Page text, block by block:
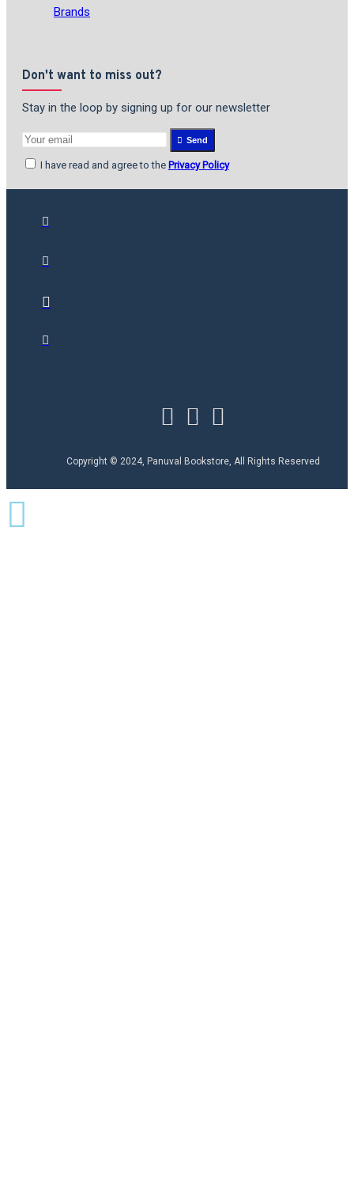
Brands
Don't want to miss out?
Stay in the loop by signing up for our newsletter
Send
I have read and agree to the Privacy Policy
Copyright © 2024, Panuval Bookstore, All Rights Reserved